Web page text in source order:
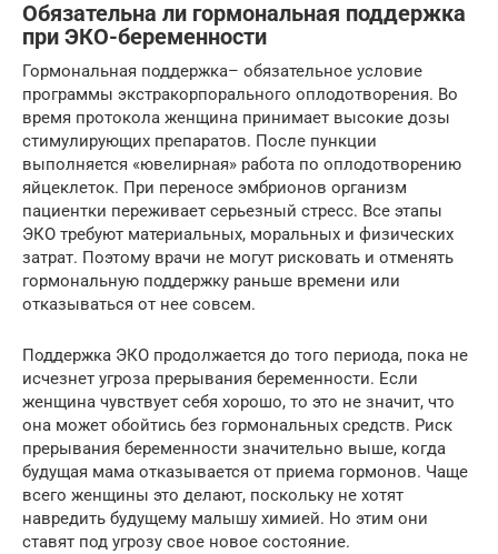
Обязательна ли гормональная поддержка
при ЭКО-беременности
Гормональная поддержка– обязательное условие
программы экстракорпорального оплодотворения. Во
время протокола женщина принимает высокие дозы
стимулирующих препаратов. После пункции
выполняется «ювелирная» работа по оплодотворению
яйцеклеток. При переносе эмбрионов организм
пациентки переживает серьезный стресс. Все этапы
ЭКО требуют материальных, моральных и физических
затрат. Поэтому врачи не могут рисковать и отменять
гормональную поддержку раньше времени или
отказываться от нее совсем.
Поддержка ЭКО продолжается до того периода, пока не
исчезнет угроза прерывания беременности. Если
женщина чувствует себя хорошо, то это не значит, что
она может обойтись без гормональных средств. Риск
прерывания беременности значительно выше, когда
будущая мама отказывается от приема гормонов. Чаще
всего женщины это делают, поскольку не хотят
навредить будущему малышу химией. Но этим они
ставят под угрозу свое новое состояние.